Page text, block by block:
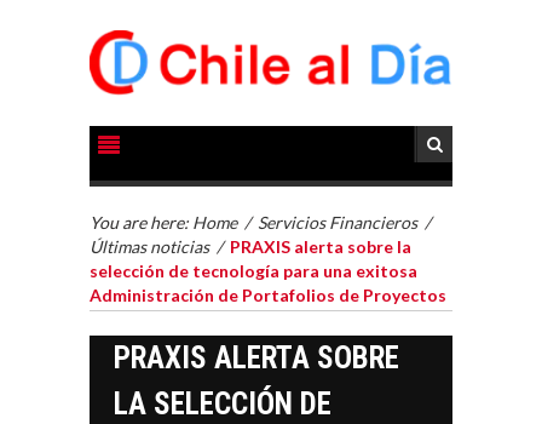
You are here: Home / Servicios Financieros /
Últimas noticias / PRAXIS alerta sobre la
selección de tecnología para una exitosa
Administración de Portafolios de Proyectos
PRAXIS ALERTA SOBRE
LA SELECCIÓN DE